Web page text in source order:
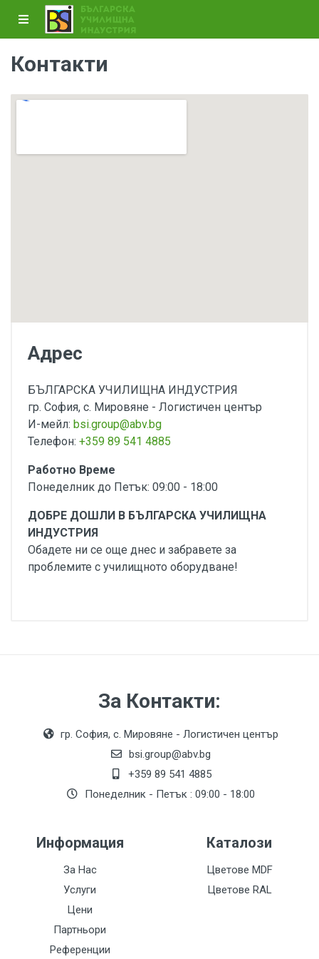
Контакти
Адрес
БЪЛГАРСКА УЧИЛИЩНА ИНДУСТРИЯ
гр. София, с. Мировяне - Логистичен център
И-мейл: bsi.group@abv.bg
Телефон: +359 89 541 4885
Работно Време
Понеделник до Петък: 09:00 - 18:00
ДОБРЕ ДОШЛИ В БЪЛГАРСКА УЧИЛИЩНА
ИНДУСТРИЯ
Обадете ни се още днес и забравете за
проблемите с училищното оборудване!
За Контакти:
гр. София, с. Мировяне - Логистичен център
bsi.group@abv.bg
+359 89 541 4885
Понеделник - Петък : 09:00 - 18:00
Информация
За Нас
Услуги
Цени
Партньори
Референции
Каталози
Цветове MDF
Цветове RAL